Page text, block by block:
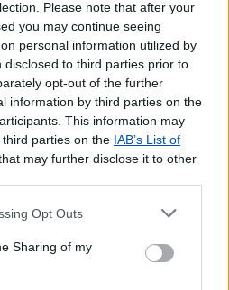
Please note that after your
you may continue seeing
personal information utilized by
to third parties prior to
opt-out of the further
information by third parties on the
This information may
parties on the IAB’s List of
may further disclose it to other
Opt Outs
Sharing of my
Toll card